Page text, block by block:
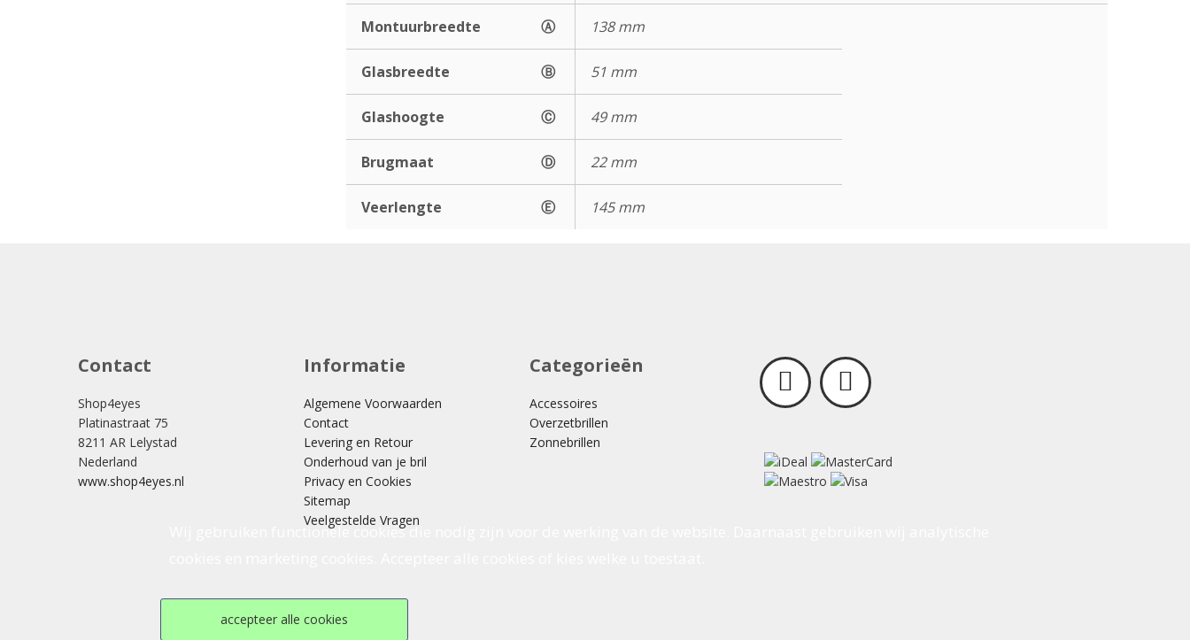
Wij gebruiken functionele cookies die nodig zijn voor de werking van de website. Daarnaast gebruiken wij analytische
accepteer alle cookies
Montuurbreedte Ⓐ 138 mm
Glasbreedte Ⓑ 51 mm
Glashoogte Ⓒ 49 mm
Brugmaat Ⓓ 22 mm
Veerlengte Ⓔ 145 mm
Contact
Shop4eyes
Platinastraat 75
8211 AR Lelystad
Nederland
www.shop4eyes.nl
Informatie
Algemene Voorwaarden
Contact
Levering en Retour
Onderhoud van je bril
Privacy en Cookies
Sitemap
Veelgestelde Vragen
Categorieën
Accessoires
Overzetbrillen
Zonnebrillen